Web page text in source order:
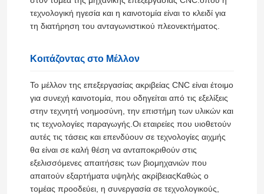
Ζητήστε ένα απόσπασμα
cnc κατεργασία ακρίβειας
Ανοξείδωτο CNC που επεξεργάζεται τις υπηρεσίες
τεχνολογική ηγεσία και η καινοτομία είναι το κλειδί για
τη διατήρηση του ανταγωνιστικού πλεονεκτήματος.
Κοιτάζοντας στο Μέλλον
Το μέλλον της επεξεργασίας ακριβείας CNC είναι έτοιμο
για συνεχή καινοτομία, που οδηγείται από τις εξελίξεις
στην τεχνητή νοημοσύνη, την επιστήμη των υλικών και
τις τεχνολογίες παραγωγής.Οι εταιρείες που υιοθετούν
αυτές τις τάσεις και επενδύουν σε τεχνολογίες αιχμής
θα είναι σε καλή θέση να ανταποκριθούν στις
εξελισσόμενες απαιτήσεις των βιομηχανιών που
απαιτούν εξαρτήματα υψηλής ακρίβειαςΚαθώς ο
τομέας προοδεύει, η συνεργασία σε τεχνολογικούς,